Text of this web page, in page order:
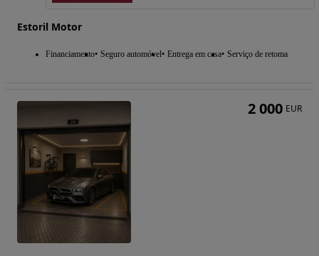
Estoril Motor
Financiamento Seguro automóvel Entrega em casa Serviço de retoma
2 000 EUR